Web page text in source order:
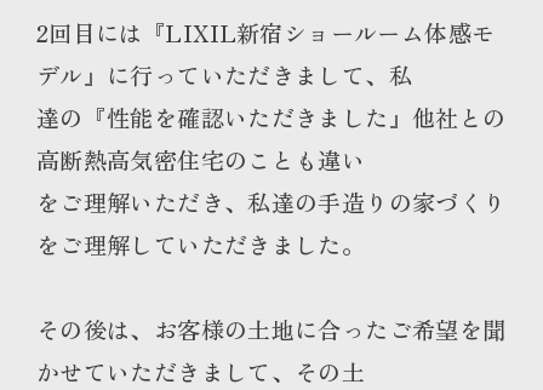
2回目には『LIXIL新宿ショールーム体感モ
デル』に行っていただきまして、私
達の『性能を確認いただきました』他社との
高断熱高気密住宅のことも違い
をご理解いただき、私達の手造りの家づくり
をご理解していただきました。
その後は、お客様の土地に合ったご希望を聞
かせていただきまして、その土